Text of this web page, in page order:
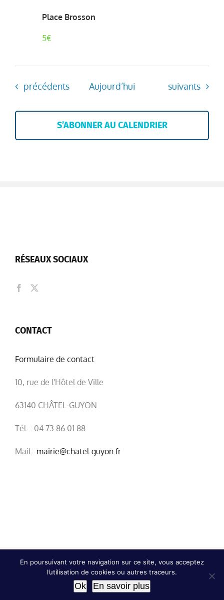
Place Brosson
5€
Évènements
précédents Aujourd’hui Évènements
suivants
S’ABONNER AU CALENDRIER
RÉSEAUX SOCIAUX
CONTACT
Formulaire de contact
10, rue de l'Hôtel de Ville
63140 CHÂTEL-GUYON
Tél. : 04 73 86 01 88
Mail : mairie@chatel-guyon.fr
© Copyright2026 | Ville de Châtel-Guyon |
Mentions
légales|Confidentialité
En poursuivant votre navigation sur ce site, vous acceptez
l’utilisation de cookies ou autres traceurs.
Ok En savoir plus